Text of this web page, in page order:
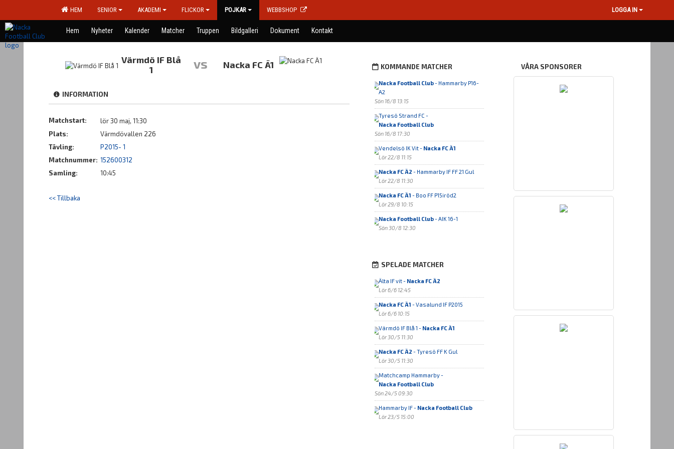
HEM SENIOR AKADEMI FLICKOR POJKAR WEBBSHOP LOGGA IN
Hem Nyheter Kalender Matcher Truppen Bildgalleri Dokument Kontakt
Värmdö IF Blå
1
vs Nacka FC Ä1
INFORMATION
Matchstart:
lör 30 maj, 11:30
Plats:
Värmdövallen 226
Tävling:
P2015- 1
Matchnummer: 152600312
Samling:
10:45
<< Tillbaka
KOMMANDE MATCHER
Nacka Football Club- Hammarby P16-
A2
Sön 16/8 13:15
Tyresö Strand FC -
Nacka Football Club
Sön 16/8 17:30
Vendelsö IK Vit - Nacka FC Ä1
Lör 22/8 11:15
Nacka FC Ä2 - Hammarby IF FF 21 Gul
Lör 22/8 11:30
Nacka FC Ä1 - Boo FF P15iröd2
Lör 29/8 10:15
Nacka Football Club- AIK 16-1
Sön 30/8 12:30
SPELADE MATCHER
Älta IF vit - Nacka FC Ä2
Lör 6/6 12:45
Nacka FC Ä1 - Vasalund IF P2015
Lör 6/6 10:15
Värmdö IF Blå 1 - Nacka FC Ä1
Lör 30/5 11:30
Nacka FC Ä2 - Tyresö FF K Gul
Lör 30/5 11:30
Matchcamp Hammarby -
Nacka Football Club
Sön 24/5 09:30
Hammarby IF - Nacka Football Club
Lör 23/5 15:00
VÅRA SPONSORER